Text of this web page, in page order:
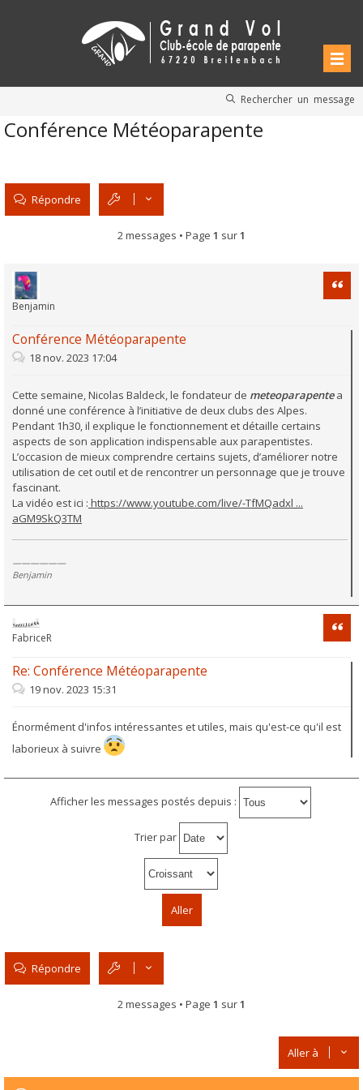
Rechercher un message
Conférence Météoparapente
Répondre
2 messages • Page 1 sur1
Benjamin
Conférence Météoparapente
18 nov. 2023 17:04
Cette semaine, Nicolas Baldeck, le fondateur de meteoparapentea
donné une conférence à l’initiative de deux clubs des Alpes.
Pendant 1h30, il explique le fonctionnement et détaille certains
aspects de son application indispensable aux parapentistes.
L’occasion de mieux comprendre certains sujets, d’améliorer notre
utilisation de cet outil et de rencontrer un personnage que je trouve
fascinant.
La vidéo est ici : https://www.youtube.com/live/-TfMQadxl ...
aGM9SkQ3TM
——————
Benjamin
FabriceR
Re: Conférence Météoparapente
19 nov. 2023 15:31
Énormément d'infos intéressantes et utiles, mais qu'est-ce qu'il est
laborieux à suivre
Afficher les messages postés depuis :
Trier par
Répondre
2 messages • Page 1 sur1
Aller à